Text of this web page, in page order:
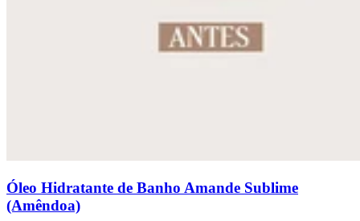
Óleo Hidratante de Banho Amande Sublime
(Amêndoa)